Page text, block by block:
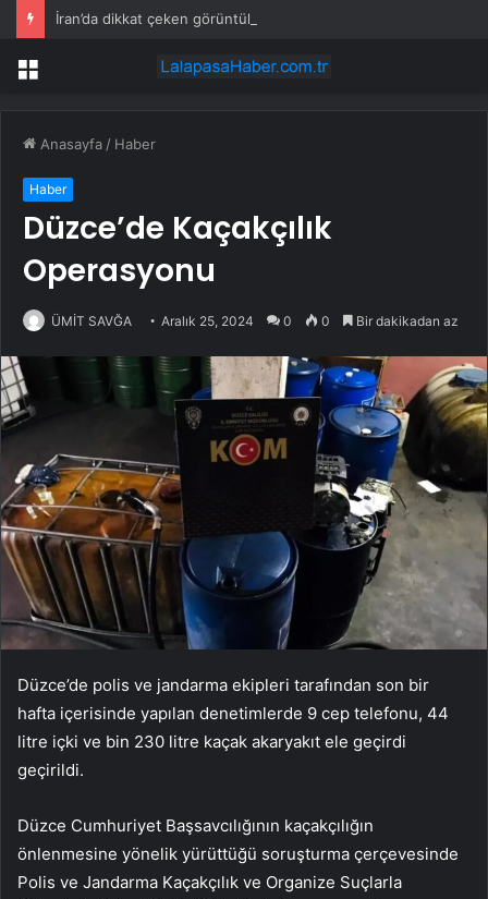
Menü
Anasayfa / Haber
Haber
Düzce’de Kaçakçılık
Operasyonu
ÜMİT SAVĞA Aralık 25, 2024 0 0 Bir dakikadan az
Düzce’de polis ve jandarma ekipleri tarafından son bir
hafta içerisinde yapılan denetimlerde 9 cep telefonu, 44
litre içki ve bin 230 litre kaçak akaryakıt ele geçirdi
geçirildi.
Düzce Cumhuriyet Başsavcılığının kaçakçılığın
önlenmesine yönelik yürüttüğü soruşturma çerçevesinde
Polis ve Jandarma Kaçakçılık ve Organize Suçlarla